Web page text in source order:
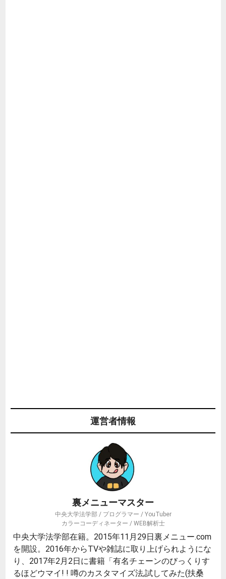
運営者情報
裏メニューマスター
中央大学法学部 / プログラマー / YouTuber
カラーコーディネーター / WEB解析士
中央大学法学部在籍。2015年11月29日裏メニュー.com
を開設。2016年からTVや雑誌に取り上げられようにな
り、2017年2月2日に書籍「有名チェーンのびっくりす
るほどウマイ! ! 噂のカスタマイズ法,試してみた(扶桑